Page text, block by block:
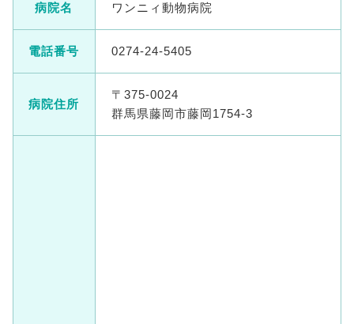
病院名 ワンニィ動物病院
電話番号 0274-24-5405
病院住所
〒375-0024
群馬県藤岡市藤岡1754-3